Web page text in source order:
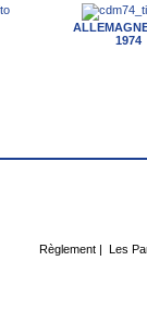
1974
Règlement | Les